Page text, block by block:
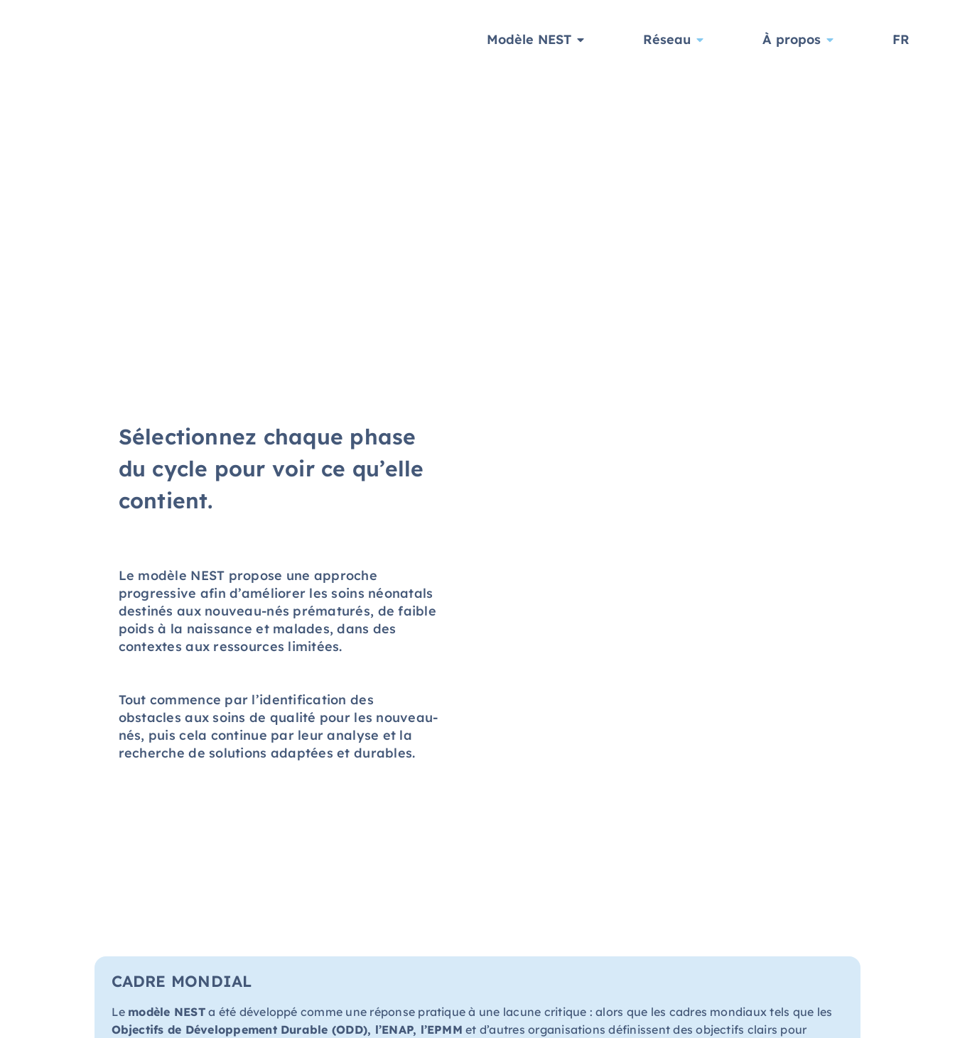
Modèle NEST Réseau À propos FR
Sélectionnez chaque phase
du cycle pour voir ce qu’elle
contient.
Le modèle NEST propose une approche
progressive afin d’améliorer les soins néonatals
destinés aux nouveau-nés prématurés, de faible
poids à la naissance et malades, dans des
contextes aux ressources limitées.
Tout commence par l’identification des
obstacles aux soins de qualité pour les nouveau-
nés, puis cela continue par leur analyse et la
recherche de solutions adaptées et durables.
CADRE MONDIAL
Le modèle NESTa été développé comme une réponse pratique à une lacune critique : alors que les cadres mondiaux tels que les
Objectifs de Développement Durable (ODD), l’ENAP, l’EPMM et d’autres organisations définissent des objectifs clairs pour